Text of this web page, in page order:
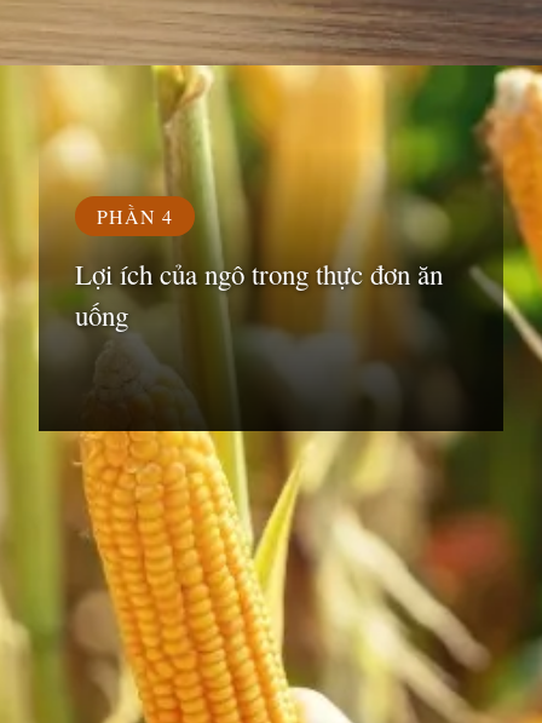
https://susach.edu.vn/ngo-bao-nhieu-calo
PHẦN 4
Lợi ích của ngô trong thực đơn ăn
uống